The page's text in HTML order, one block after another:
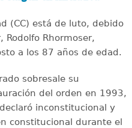
(CC) está de luto, debido
Rhormoser,
a los 87 años de edad.
sobresale su
del orden en 1993,
inconstitucional y
constitucional durante el